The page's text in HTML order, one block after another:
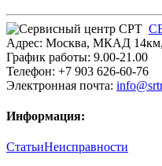
Адрес: Москва, МКАД 14км,
График работы: 9.00-21.00
Телефон: +7 903 626-60-76
Электронная почта:
Информация:
СтатьиНеисправности